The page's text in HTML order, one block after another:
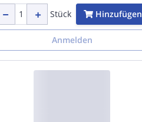
Stück
Hinzufügen
Anmelden